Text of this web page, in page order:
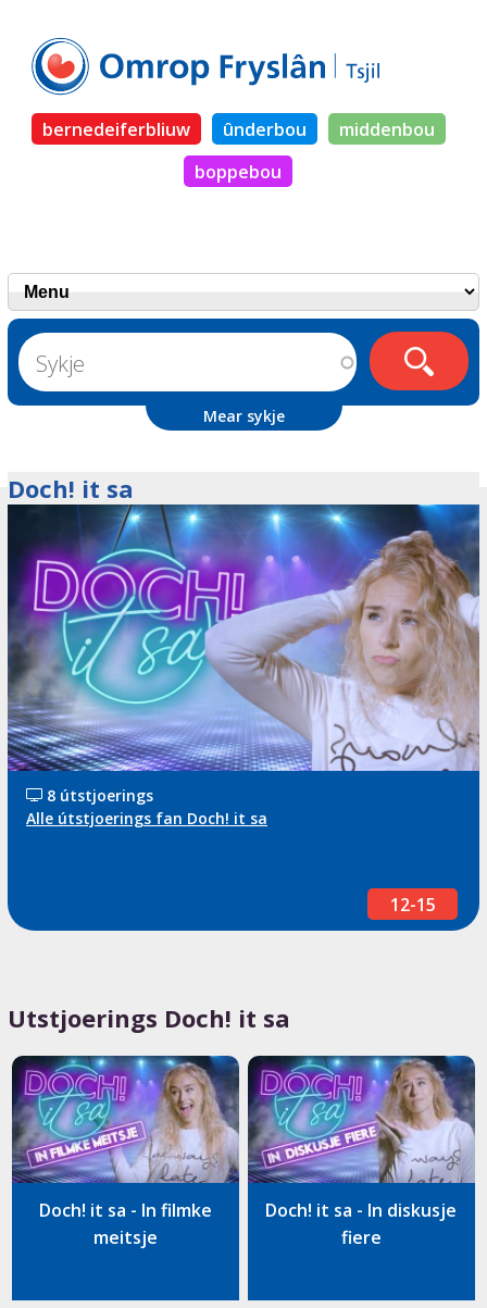
bernedeiferbliuw ûnderbou
middenbou
boppebou
Mear sykje
Doch! it sa
8 útstjoerings
Alle útstjoerings fan Doch! it sa
12-15
Utstjoerings Doch! it sa
Doch! it sa - In filmke
meitsje
Doch! it sa - In diskusje
fiere